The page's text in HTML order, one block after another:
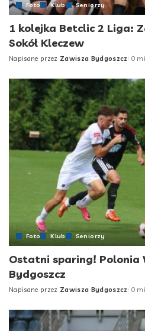
Foto Klub Seniorzy
1 kolejka Betclic 2 Liga:
Sokół Kleczew
Posted
Napisane przez Zawisza Bydgoszcz 0
Foto Klub Seniorzy
Ostatni sparing! Polonia
Bydgoszcz
Posted
Napisane przez Zawisza Bydgoszcz 0